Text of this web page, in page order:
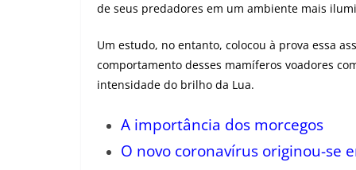
de seus predadores em um ambiente mais
Um estudo, no entanto, colocou à prova essa
comportamento desses mamíferos voadores
intensidade do brilho da Lua.
A importância dos morcegos
O novo coronavírus originou-se